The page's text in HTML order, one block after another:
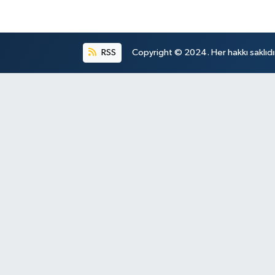
RSS Copyright © 2024. Her hakkı